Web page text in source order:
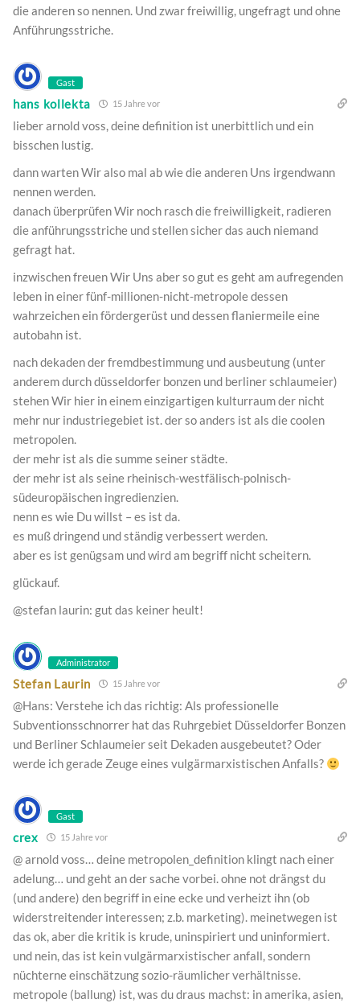
die anderen so nennen. Und zwar freiwillig, ungefragt und ohne
Anführungsstriche.
Gast
hans kollekta 15 Jahre vor
lieber arnold voss, deine definition ist unerbittlich und ein
bisschen lustig.
dann warten Wir also mal ab wie die anderen Uns irgendwann
nennen werden.
danach überprüfen Wir noch rasch die freiwilligkeit, radieren
die anführungsstriche und stellen sicher das auch niemand
gefragt hat.
inzwischen freuen Wir Uns aber so gut es geht am aufregenden
leben in einer fünf-millionen-nicht-metropole dessen
wahrzeichen ein fördergerüst und dessen flaniermeile eine
autobahn ist.
nach dekaden der fremdbestimmung und ausbeutung (unter
anderem durch düsseldorfer bonzen und berliner schlaumeier)
stehen Wir hier in einem einzigartigen kulturraum der nicht
mehr nur industriegebiet ist. der so anders ist als die coolen
metropolen.
der mehr ist als die summe seiner städte.
der mehr ist als seine rheinisch-westfälisch-polnisch-
südeuropäischen ingredienzien.
nenn es wie Du willst – es ist da.
es muß dringend und ständig verbessert werden.
aber es ist genügsam und wird am begriff nicht scheitern.
glückauf.
@stefan laurin: gut das keiner heult!
Administrator
Stefan Laurin 15 Jahre vor
@Hans: Verstehe ich das richtig: Als professionelle
Subventionsschnorrer hat das Ruhrgebiet Düsseldorfer Bonzen
und Berliner Schlaumeier seit Dekaden ausgebeutet? Oder
werde ich gerade Zeuge eines vulgärmarxistischen Anfalls?
Gast
crex 15 Jahre vor
@ arnold voss… deine metropolen_definition klingt nach einer
adelung… und geht an der sache vorbei. ohne not drängst du
(und andere) den begriff in eine ecke und verheizt ihn (ob
widerstreitender interessen; z.b. marketing). meinetwegen ist
das ok, aber die kritik is krude, uninspiriert und uninformiert.
und nein, das ist kein vulgärmarxistischer anfall, sondern
nüchterne einschätzung sozio-räumlicher verhältnisse.
metropole (ballung) ist, was du draus machst: in amerika, asien,